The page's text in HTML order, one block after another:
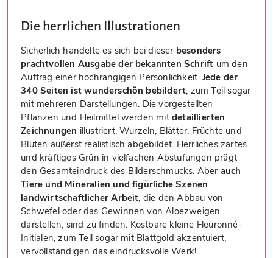
Die herrlichen Illustrationen
Sicherlich handelte es sich bei dieser besonders
prachtvollen Ausgabe der bekannten Schrift um den
Auftrag einer hochrangigen Persönlichkeit. Jede der
340 Seiten ist wunderschön bebildert, zum Teil sogar
mit mehreren Darstellungen. Die vorgestellten
Pflanzen und Heilmittel werden mitdetaillierten
Zeichnungen illustriert, Wurzeln, Blätter, Früchte und
Blüten äußerst realistisch abgebildet. Herrliches zartes
und kräftiges Grün in vielfachen Abstufungen prägt
den Gesamteindruck des Bilderschmucks. Aber auch
Tiere und Mineralien und figürliche Szenen
landwirtschaftlicher Arbeit, die den Abbau von
Schwefel oder das Gewinnen von Aloezweigen
darstellen, sind zu finden. Kostbare kleine Fleuronné-
Initialen, zum Teil sogar mit Blattgold akzentuiert,
vervollständigen das eindrucksvolle Werk!